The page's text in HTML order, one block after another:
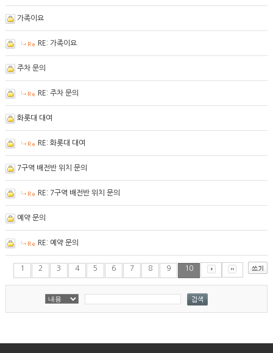
가족이요
RE: 가족이요
주차 문의
RE: 주차 문의
화롯대 대여
RE: 화롯대 대여
7구역 배전반 위치 문의
RE: 7구역 배전반 위치 문의
예약 문의
RE: 예약 문의
1 2 3 4 5 6 7 8 9 10